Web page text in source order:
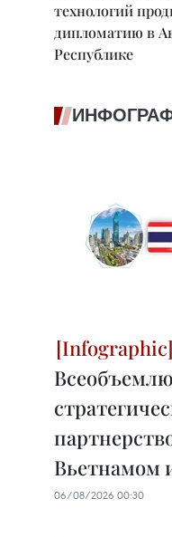
технологий
дипломатию в
Республике
Вьетнамом
06/08/2026 00:30